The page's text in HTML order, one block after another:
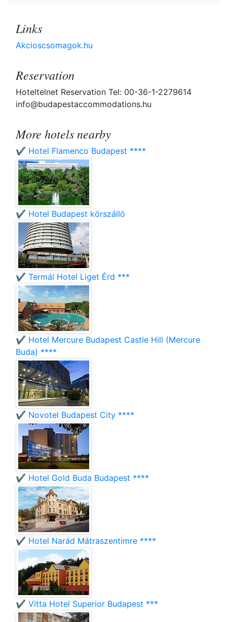
Links
Akcioscsomagok.hu
Reservation
Hoteltelnet Reservation Tel: 00-36-1-2279614
info@budapestaccommodations.hu
More hotels nearby
✔️ Hotel Flamenco Budapest ****
✔️ Hotel Budapest körszálló
✔️ Termál Hotel Liget Érd ***
✔️ Hotel Mercure Budapest Castle Hill (Mercure
Buda) ****
✔️ Novotel Budapest City ****
✔️ Hotel Gold Buda Budapest ****
✔️ Hotel Narád Mátraszentimre ****
✔️ Vitta Hotel Superior Budapest ***